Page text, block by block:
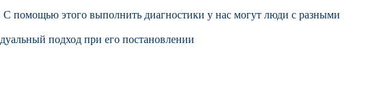
помощью этого выполнить диагностики у нас могут люди с разными
подход при его постановлении